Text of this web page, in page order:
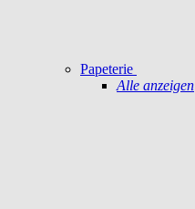
Papeterie
Alle anzeigen